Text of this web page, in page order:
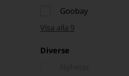
Goobay
Visa alla 9
Diverse